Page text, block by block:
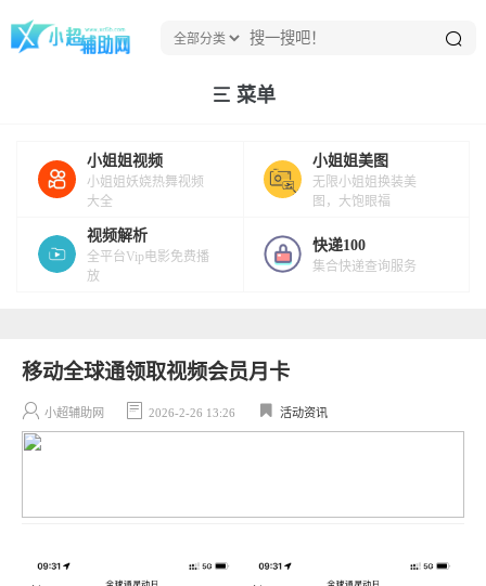
菜单
小姐姐视频
小姐姐妖娆热舞视频
大全
小姐姐美图
无限小姐姐换装美
图，大饱眼福
视频解析
全平台Vip电影免费播
放
快递100
集合快递查询服务
移动全球通领取视频会员月卡
小超辅助网 2026-2-26 13:26 活动资讯